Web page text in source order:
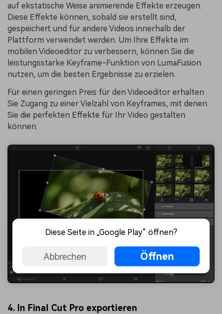
auf ekstatische Weise animierende Effekte erzeugen.
Diese Effekte können, sobald sie erstellt sind,
gespeichert und für andere Videos innerhalb der
Plattform verwendet werden. Um Ihre Effekte im
mobilen Videoeditor zu verbessern, können Sie die
leistungsstarke Keyframe-Funktion von LumaFusion
nutzen, um die besten Ergebnisse zu erzielen.
Für einen geringen Preis für den Videoeditor erhalten
Sie Zugang zu einer Vielzahl von Keyframes, mit denen
Sie die perfekten Effekte für Ihr Video gestalten
können.
4. In Final Cut Pro exportieren
Diese Seite in „Google Play“ öffnen?
Abbrechen Öffnen